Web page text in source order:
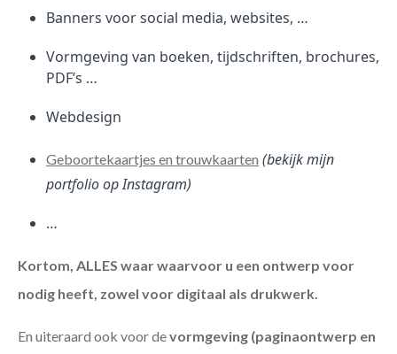
Banners voor social media, websites, …
Vormgeving van boeken, tijdschriften, brochures,
PDF’s …
Webdesign
Geboortekaartjes en trouwkaarten (bekijk mijn
portfolio op Instagram)
…
Kortom, ALLES waar waarvoor u een ontwerp voor
nodig heeft, zowel voor digitaal als drukwerk.
En uiteraard ook voor devormgeving (paginaontwerp en